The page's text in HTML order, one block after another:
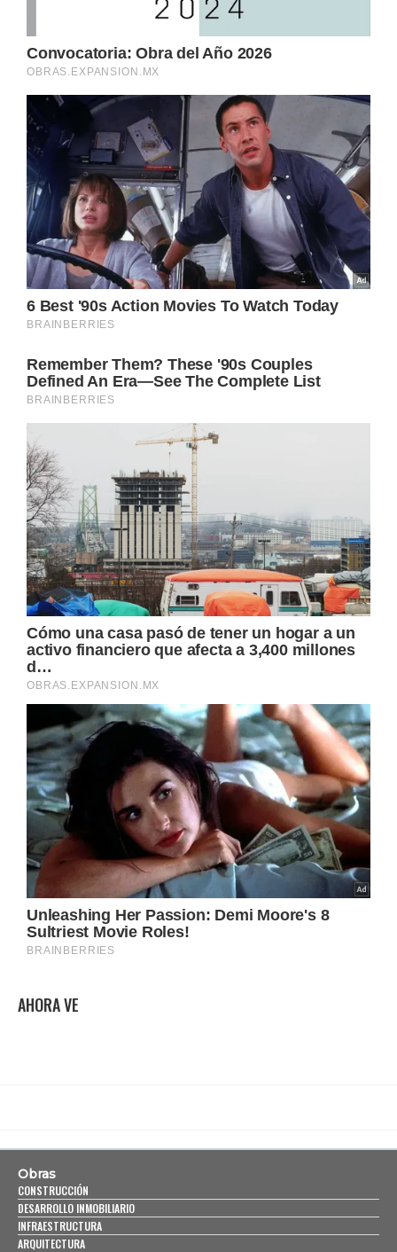
AHORA VE
Obras
CONSTRUCCIÓN
DESARROLLO INMOBILIARIO
INFRAESTRUCTURA
ARQUITECTURA